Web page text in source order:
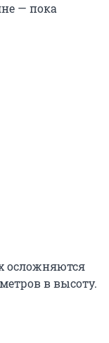
— пока
осложняются
в высоту.